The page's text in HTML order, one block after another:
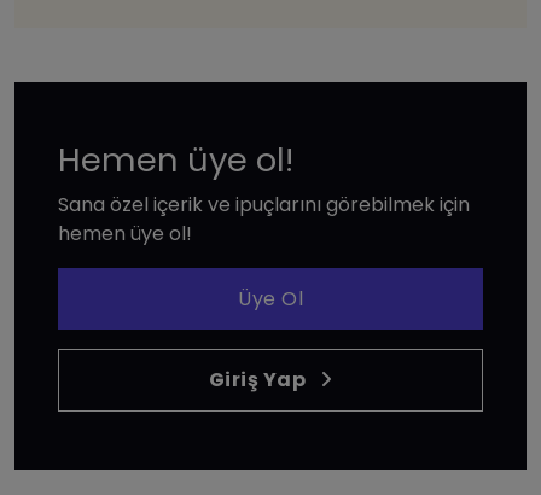
Hemen üye ol!
Sana özel içerik ve ipuçlarını görebilmek için
hemen üye ol!
Üye Ol
Giriş Yap